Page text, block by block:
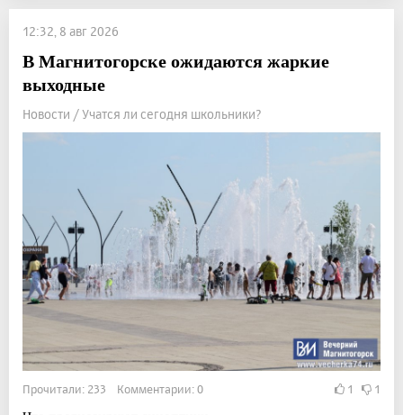
12:32, 8 авг 2026
В Магнитогорске ожидаются жаркие
выходные
Новости / Учатся ли сегодня школьники?
Прочитали: 233 Комментарии: 0 1 1